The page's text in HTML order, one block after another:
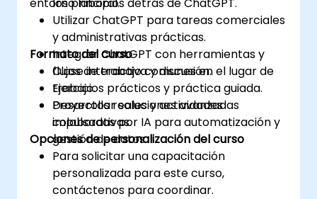
Utilizar ChatGPT para tareas comerciales
y administrativas prácticas.
Integrar ChatGPT con herramientas y
flujos de trabajo comunes en el lugar de
trabajo.
Desarrollar soluciones avanzadas
impulsadas por IA para automatización y
gestión de datos.
Formato del curso
Clase interactiva y discusión.
Ejercicios prácticos y práctica guiada.
Proyectos reales y actividades
colaborativas.
Opciones de personalización del curso
Para solicitar una capacitación
personalizada para este curso,
contáctenos para coordinar.